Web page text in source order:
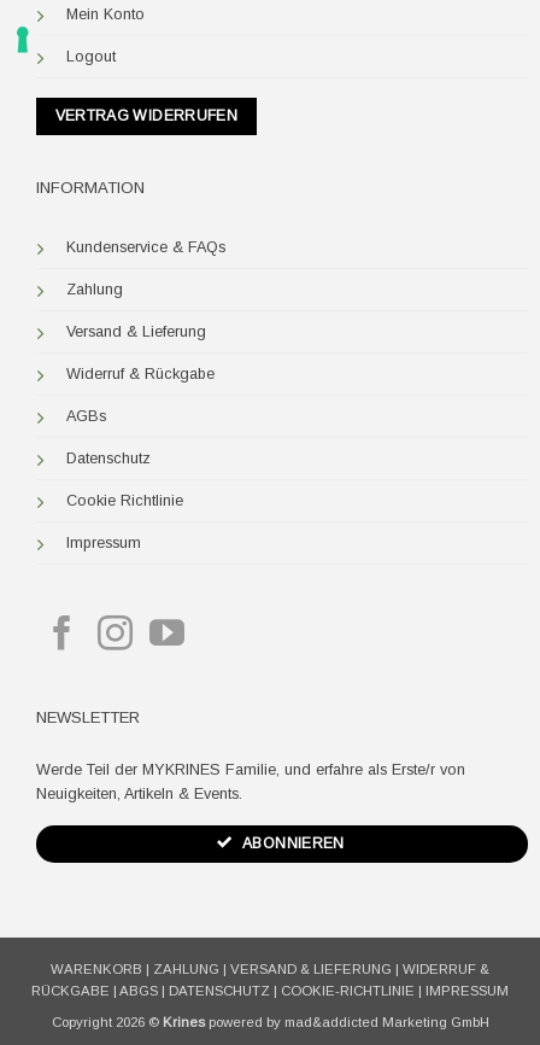
Mein Konto
Logout
VERTRAG WIDERRUFEN
INFORMATION
Kundenservice & FAQs
Zahlung
Versand & Lieferung
Widerruf & Rückgabe
AGBs
Datenschutz
Cookie Richtlinie
Impressum
NEWSLETTER
Werde Teil der MYKRINES Familie, und erfahre als Erste/r von
Neuigkeiten, Artikeln & Events.
ABONNIEREN
WARENKORB ZAHLUNG VERSAND & LIEFERUNG
WIDERRUF &
RÜCKGABE
ABGS DATENSCHUTZ COOKIE-RICHTLINIE IMPRESSUM
Copyright 2026 © Krinespowered by mad&addicted Marketing GmbH